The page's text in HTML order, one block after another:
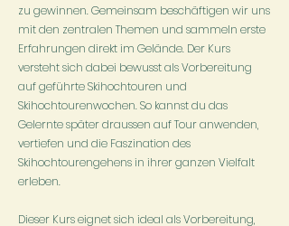
zu gewinnen. Gemeinsam beschäftigen wir uns
mit den zentralen Themen und sammeln erste
Erfahrungen direkt im Gelände. Der Kurs
versteht sich dabei bewusst als Vorbereitung
auf geführte Skihochtouren und
Skihochtourenwochen. So kannst du das
Gelernte später draussen auf Tour anwenden,
vertiefen und die Faszination des
Skihochtourengehens in ihrer ganzen Vielfalt
erleben.
Dieser Kurs eignet sich ideal als Vorbereitung,